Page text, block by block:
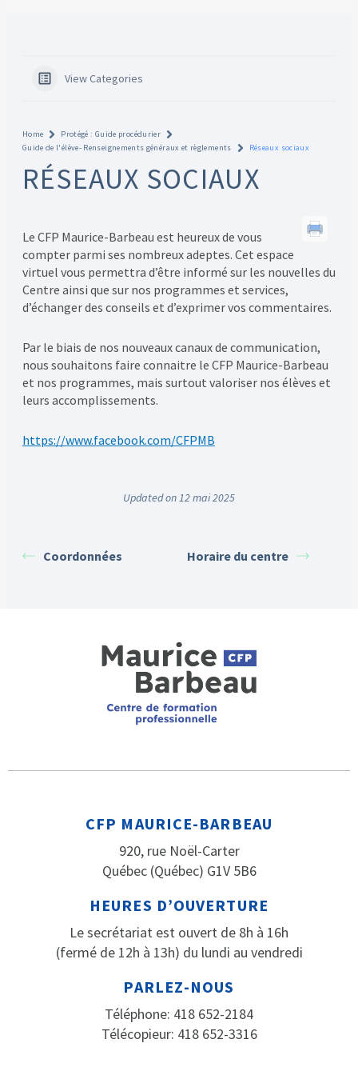
View Categories
Home
Protégé : Guide procédurier
Guide de l'élève- Renseignements généraux et règlements
Réseaux sociaux
RÉSEAUX SOCIAUX
Le CFP Maurice-Barbeau est heureux de vous
compter parmi ses nombreux adeptes. Cet espace
virtuel vous permettra d’être informé sur les nouvelles du
Centre ainsi que sur nos programmes et services,
d’échanger des conseils et d’exprimer vos commentaires.
Par le biais de nos nouveaux canaux de communication,
nous souhaitons faire connaitre le CFP Maurice-Barbeau
et nos programmes, mais surtout valoriser nos élèves et
leurs accomplissements.
https://www.facebook.com/CFPMB
Updated on 12 mai 2025
Coordonnées Horaire du centre
CFP MAURICE-BARBEAU
920, rue Noël-Carter
Québec (Québec) G1V 5B6
HEURES D’OUVERTURE
Le secrétariat est ouvert de 8h à 16h
(fermé de 12h à 13h) du lundi au vendredi
PARLEZ-NOUS
Téléphone: 418 652-2184
Télécopieur: 418 652-3316